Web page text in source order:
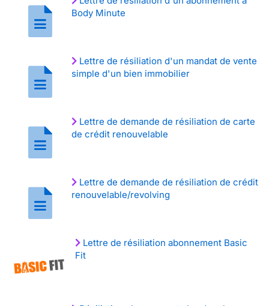
Body Minute
Lettre de résiliation d'un mandat de vente
simple d'un bien immobilier
Lettre de demande de résiliation de carte
de crédit renouvelable
Lettre de demande de résiliation de crédit
renouvelable/revolving
Lettre de résiliation abonnement Basic
Fit